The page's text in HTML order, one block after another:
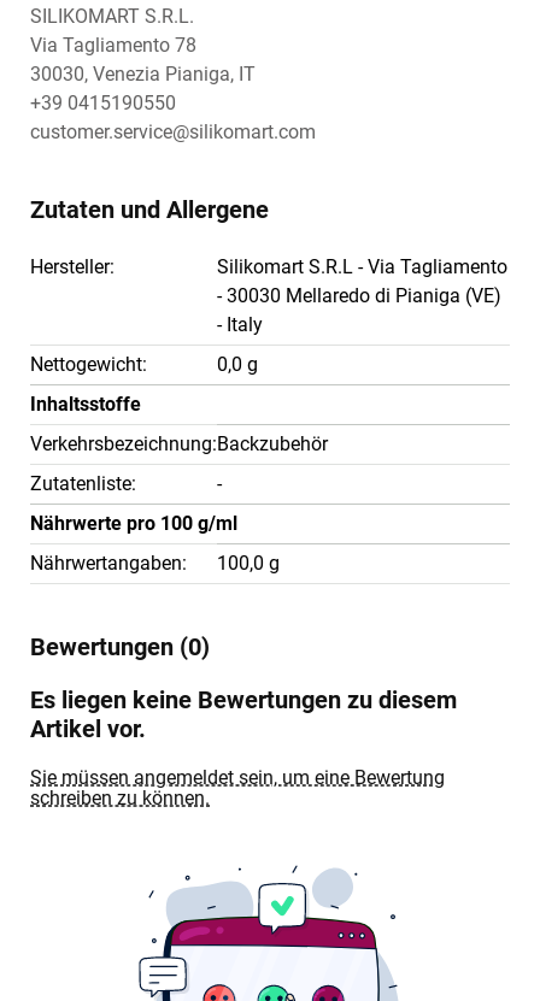
SILIKOMART S.R.L.
Via Tagliamento 78
30030, Venezia Pianiga, IT
+39 0415190550
customer.service@silikomart.com
Zutaten und Allergene
Hersteller:
Silikomart S.R.L - Via Tagliamento
- 30030 Mellaredo di Pianiga (VE)
- Italy
Nettogewicht:
0,0 g
Inhaltsstoffe
Verkehrsbezeichnung:Backzubehör
Zutatenliste:
-
Nährwerte pro 100 g/ml
Nährwertangaben:
100,0 g
Bewertungen (0)
Es liegen keine Bewertungen zu diesem
Artikel vor.
Sie müssen angemeldet sein, um eine Bewertung
schreiben zu können.